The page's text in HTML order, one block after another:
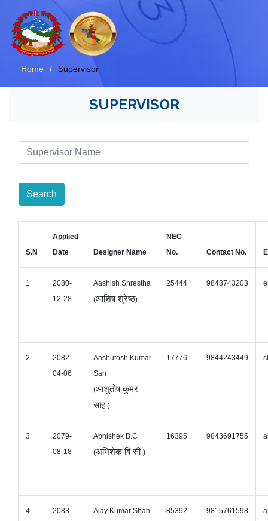
Home Supervisor
SUPERVISOR
Search
S.N
Applied
Date
Designer Name
NEC
No.
Contact No.
1
2080-
12-28
Aashish Shrestha
(आशिष श्रेष्ठ)
25444 9843743203
2
2082-
04-06
Aashutosh Kumar
Sah
(आशुतोष कुमर
साह )
17776 9844243449
3
2079-
08-18
Abhishek B.C
(अभिशेक बि सी )
16395 9843691755
4
2083-
Ajay Kumar Shah
85392 9815761598